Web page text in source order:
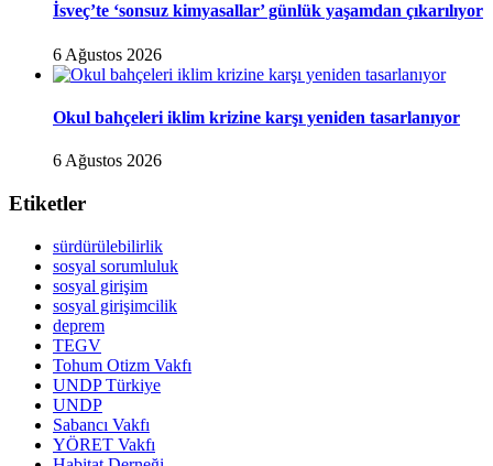
İsveç’te ‘sonsuz kimyasallar’ günlük yaşamdan çıkarılıyor
6 Ağustos 2026
Okul bahçeleri iklim krizine karşı yeniden tasarlanıyor
6 Ağustos 2026
Etiketler
sürdürülebilirlik
sosyal sorumluluk
sosyal girişim
sosyal girişimcilik
deprem
TEGV
Tohum Otizm Vakfı
UNDP Türkiye
UNDP
Sabancı Vakfı
YÖRET Vakfı